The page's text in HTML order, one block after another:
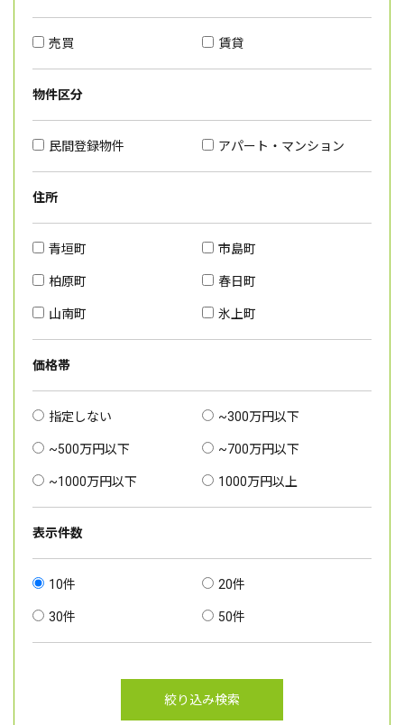
売買 賃貸
物件区分
民間登録物件 アパート・マンション
住所
青垣町 市島町
柏原町 春日町
山南町 氷上町
価格帯
指定しない ~300万円以下
~500万円以下 ~700万円以下
~1000万円以下 1000万円以上
表示件数
10件 20件
30件 50件
絞り込み検索